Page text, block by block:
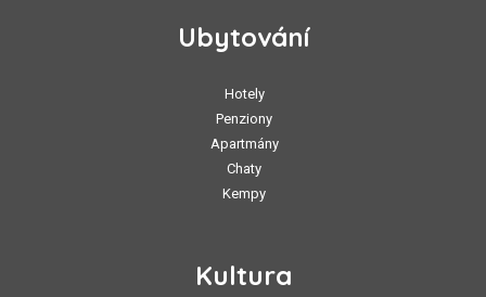
Ubytování
Hotely
Penziony
Apartmány
Chaty
Kempy
Kultura